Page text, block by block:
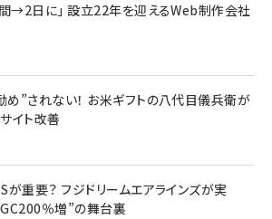
→2日に」 設立22年を迎えるWeb制作会社
”されない！ お米ギフトの八代目儀兵衛が
イト改善
重要？ フジドリームエアラインズが実
％増”の舞台裏